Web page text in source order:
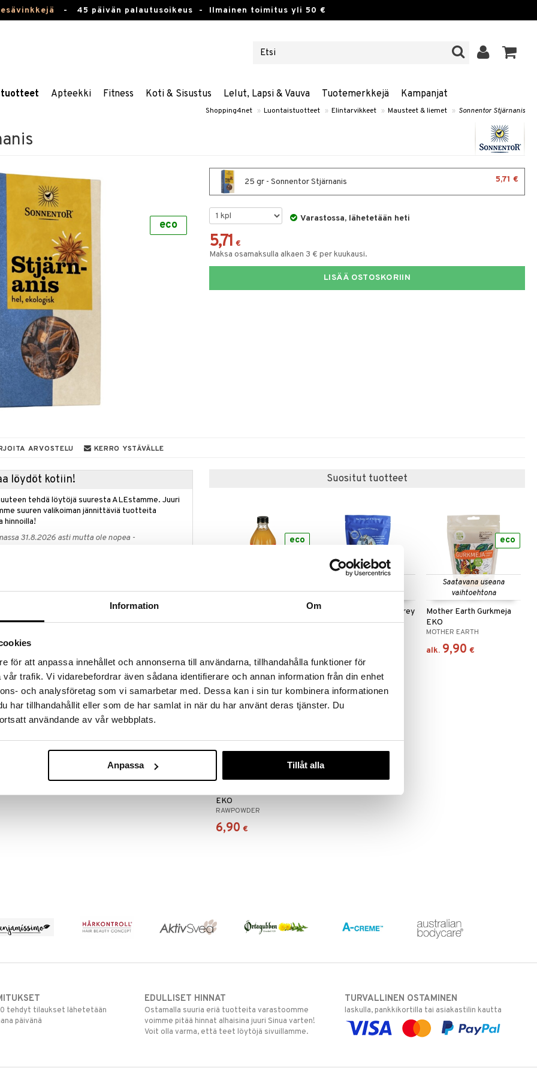
Information Om
för att anpassa innehållet och annonserna till användarna, tillhandahålla funktioner för
trafik. Vi vidarebefordrar även sådana identifierare och annan information från din enhet
och analysföretag som vi samarbetar med. Dessa kan i sin tur kombinera informationen
har tillhandahållit eller som de har samlat in när du har använt deras tjänster. Du
användande av vår webbplats.
Anpassa Tillåt alla
- 45 päivän palautusoikeus - Ilmainen toimitus yli 50 €
Apteekki Fitness Koti & Sisustus Lelut, Lapsi & Vauva Tuotemerkkejä Kampanjat
Shopping4net » Luontaistuotteet » Elintarvikkeet » Mausteet & liemet » Sonnentor Stjärnanis
eco
25 gr - Sonnentor Stjärnanis 5,71 €
Varastossa, lähetetään heti
5,71 €
Maksa osamaksulla alkaen 3 € per kuukausi.
LISÄÄ OSTOSKORIIN
ARVOSTELU KERRO YSTÄVÄLLE
löydöt kotiin!
tehdä löytöjä suuresta ALEstamme. Juuri
suuren valikoiman jännittäviä tuotteita
hinnoilla!
31.8.2026 asti mutta ole nopea -
joka sopii erityisen hyvin täyteläisiin ruokiin ja
– yksi ainoa tähti voi antaa suuren
tähteä, jotta se voi kiehua mukana, mutta se
koska se on erittäin kova pureskella.
ainesosa
Suositut tuotteet
vaihtoehtona
Äppelcidervinäger EKO
eco
vaihtoehtona
Celtic Sea Salt Light Grey
Saatavana useana
vaihtoehtona
Mother Earth Gurkmeja
EKO
MOTHER EARTH
alk. 9,90 €
eco
EKO
RAWPOWDER
6,90 €
tehdyt tilaukset lähetetään
päivänä
EDULLISET HINNAT
Ostamalla suuria eriä tuotteita varastoomme
voimme pitää hinnat alhaisina juuri Sinua varten!
Voit olla varma, että teet löytöjä sivuillamme.
TURVALLINEN OSTAMINEN
laskulla, pankkikortilla tai asiakastilin kautta